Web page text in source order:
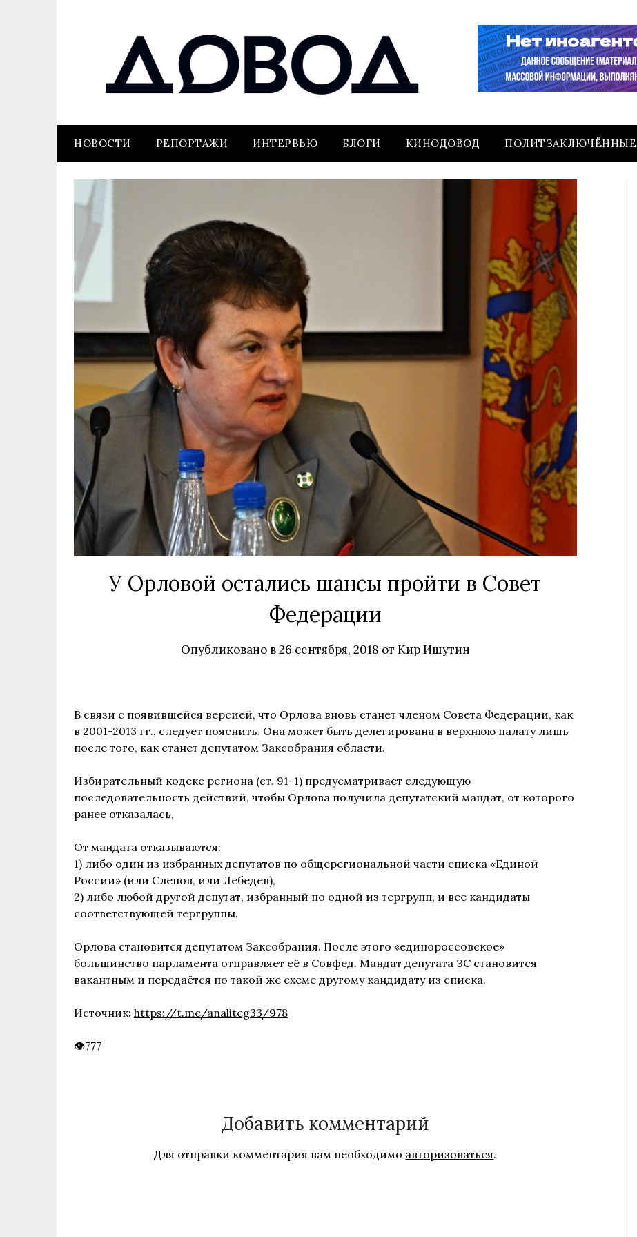
НОВОСТИ РЕПОРТАЖИ ИНТЕРВЬЮ БЛОГИ КИНОДОВОД ПОЛИТЗАКЛЮЧЁННЫЕ
У Орловой остались шансы пройти в Совет
Федерации
Опубликовано в26 сентября, 2018 от Кир Ишутин
В связи с появившейся версией, что Орлова вновь станет членом Совета Федерации, как
в 2001-2013 гг., следует пояснить. Она может быть делегирована в верхнюю палату лишь
после того, как станет депутатом Заксобрания области.
Избирательный кодекс региона (ст. 91-1) предусматривает следующую
последовательность действий, чтобы Орлова получила депутатский мандат, от которого
ранее отказалась,
От мандата отказываются:
1) либо один из избранных депутатов по общерегиональной части списка «Единой
России» (или Слепов, или Лебедев),
2) либо любой другой депутат, избранный по одной из тергрупп, и все кандидаты
соответствующей тергруппы.
Орлова становится депутатом Заксобрания. После этого «единороссовское»
большинство парламента отправляет её в Совфед. Мандат депутата ЗС становится
вакантным и передаётся по такой же схеме другому кандидату из списка.
Источник: https://t.me/analiteg33/978
777
Добавить комментарий
Для отправки комментария вам необходимо авторизоваться.